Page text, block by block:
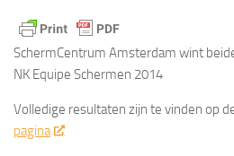
SchermCentrum Amsterdam wint
NK Equipe Schermen 2014
Volledige resultaten zijn te vinden op
pagina